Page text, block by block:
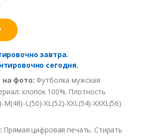
завтра.
сегодня.
фото: Футболка мужская
хлопок 100%. Плотность
L(50)-XL(52)-XXL(54)-XXXL(56)
Прямая цифровая печать. Стирать